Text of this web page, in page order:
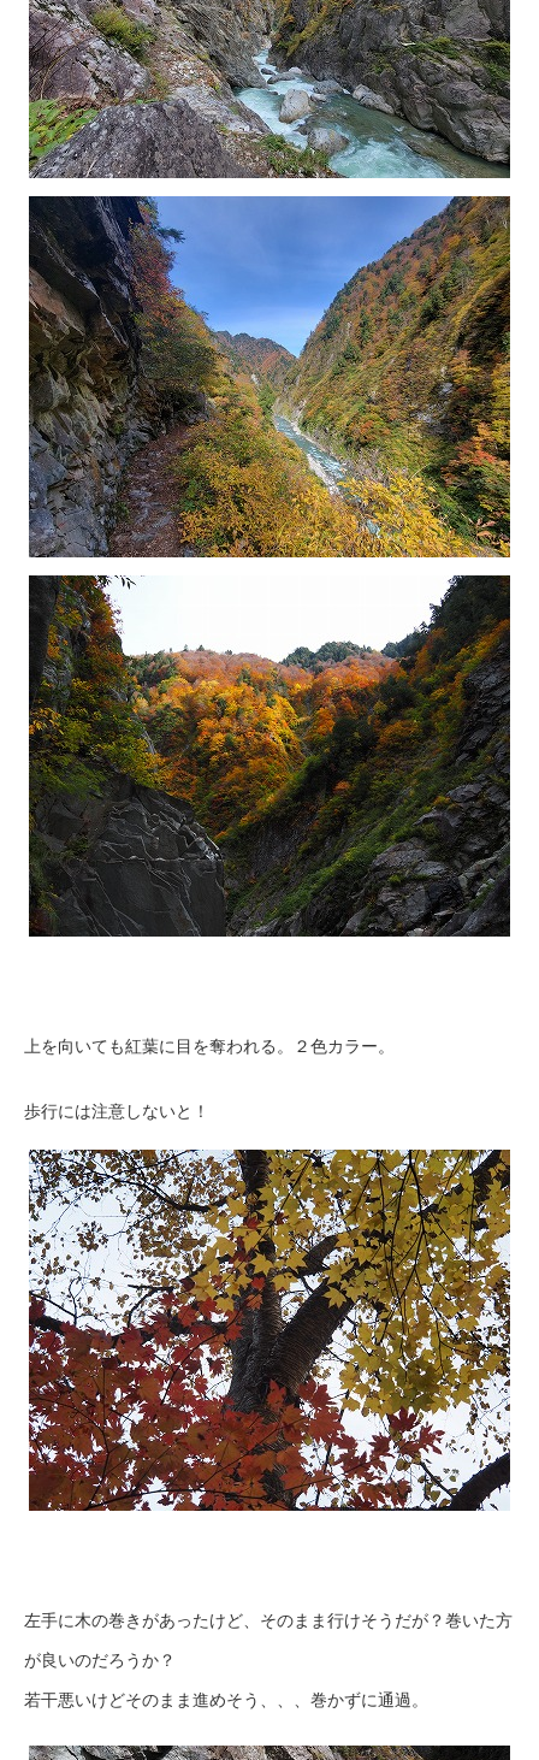
上を向いても紅葉に目を奪われる。２色カラー。
歩行には注意しないと！
左手に木の巻きがあったけど、そのまま行けそうだが？巻いた方
が良いのだろうか？
若干悪いけどそのまま進めそう、、、巻かずに通過。